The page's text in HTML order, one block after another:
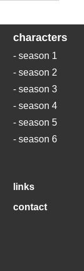
characters
- season 1
- season 2
- season 3
- season 4
- season 5
- season 6
links
contact